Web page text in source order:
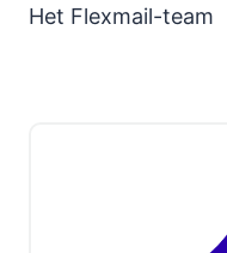
Het Flexmail-team